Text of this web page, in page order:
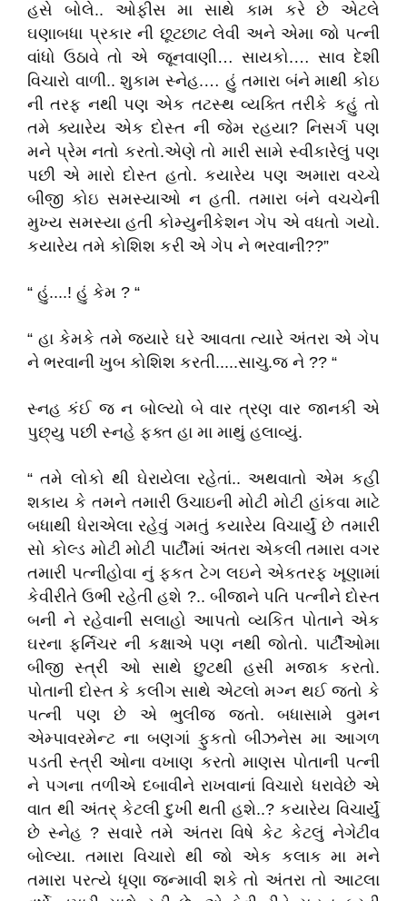
હસે બોલે.. ઓફીસ મા સાથે કામ કરે છે એટલે
ઘણાબધા પ્રકાર ની છૂટછાટ લેવી અને એમા જો પત્ની
વાંધો ઉઠાવે તો એ જૂનવાણી… સાયકો.… સાવ દેશી
વિચારો વાળી.. શુકામ સ્નેહ.… હું તમારા બંને માથી કોઇ
ની તરફ નથી પણ એક તટસ્થ વ્યક્તિ તરીકે કહું તો
તમે ક્યારેય એક દોસ્ત ની જેમ રહયા? નિસર્ગ પણ
મને પ્રેમ નતો કરતો.એણે તો મારી સામે સ્વીકારેલું પણ
પછી એ મારો દોસ્ત હતો. કયારેય પણ અમારા વચ્ચે
બીજી કોઇ સમસ્યાઓ ન હતી. તમારા બંને વચચેની
મુખ્ય સમસ્યા હતી કોમ્યુનીકેશન ગેપ એ વધતો ગયો.
કયારેય તમે કોશિશ કરી એ ગેપ ને ભરવાની??”
“ હું....! હું કેમ ? “
“ હા કેમકે તમે જયારે ઘરે આવતા ત્યારે અંતરા એ ગેપ
ને ભરવાની ખુબ કોશિશ કરતી.....સાચુ.જ ને ?? “
સ્નહ કંઈ જ ન બોલ્યો બે વાર ત્રણ વાર જાનકી એ
પુછ્યુ પછી સ્નહે ફક્ત હા મા માથું હલાવ્યું.
“ તમે લોકો થી ઘેરાયેલા રહેતાં.. અથવાતો એમ કહી
શકાય કે તમને તમારી ઉચાઇની મોટી મોટી હાંકવા માટે
બધાથી ધેરાએલા રહેવું ગમતું કયારેય વિચાર્યું છે તમારી
સો કોલ્ડ મોટી મોટી પાર્ટીમાં અંતરા એકલી તમારા વગર
તમારી પત્નીહોવા નું ફકત ટેગ લઇને એકતરફ ખૂણામાં
કેવીરીતે ઉભી રહેતી હશે ?.. બીજાને પતિ પત્નીને દોસ્ત
બની ને રહેવાની સલાહો આપતો વ્યકિત પોતાને એક
ઘરના ફર્નિચર ની કક્ષાએ પણ નથી જોતો. પાર્ટીઓમા
બીજી સ્ત્રી ઓ સાથે છુટથી હસી મજાક કરતો.
પોતાની દોસ્ત કે કલીગ સાથે એટલો મગ્ન થઈ જતો કે
પત્ની પણ છે એ ભુલીજ જતો. બધાસામે વુમન
એમ્પાવરમેન્ટ ના બણગાં ફુકતો બીઝનેસ મા આગળ
પડતી સ્ત્રી ઓના વખાણ કરતો માણસ પોતાની પત્ની
ને પગના તળીએ દબાવીને રાખવાનાં વિચારો ધરાવેછે એ
વાત થી અંતર્ કેટલી દુખી થતી હશે..? કયારેય વિચાર્યું
છે સ્નેહ ? સવારે તમે અંતરા વિષે કેટ કેટલું નેગેટીવ
બોલ્યા. તમારા વિચારો થી જો એક કલાક મા મને
તમારા પરત્યે ધૃણા જન્માવી શકે તો અંતરા તો આટલા